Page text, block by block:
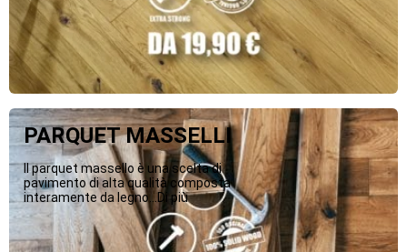
PARQUET MASSELLI
Il parquet massello è una scelta di
pavimento di alta qualità composta
interamente da legno...Di più